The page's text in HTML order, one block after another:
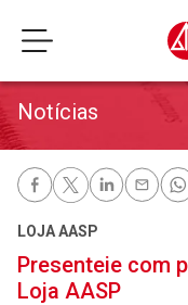
Notícias
LOJA AASP
Presenteie com
Loja AASP